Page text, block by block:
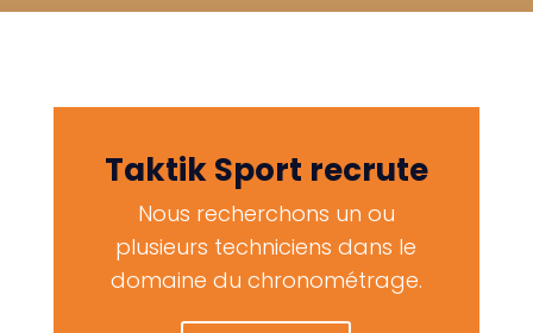
Taktik Sport recrute
Nous recherchons un ou
plusieurs techniciens dans le
domaine du chronométrage.